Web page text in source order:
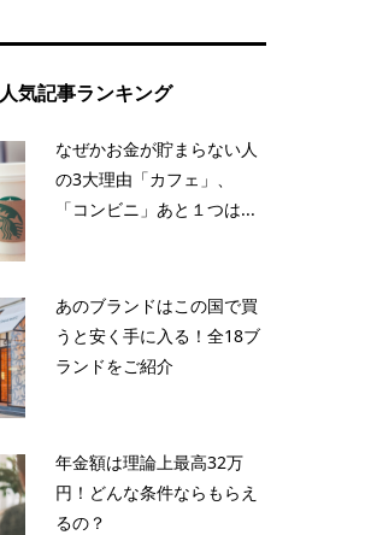
人気記事ランキング
なぜかお金が貯まらない人
の3大理由「カフェ」、
「コンビニ」あと１つは...
あのブランドはこの国で買
うと安く手に入る！全18ブ
ランドをご紹介
年金額は理論上最高32万
円！どんな条件ならもらえ
るの？